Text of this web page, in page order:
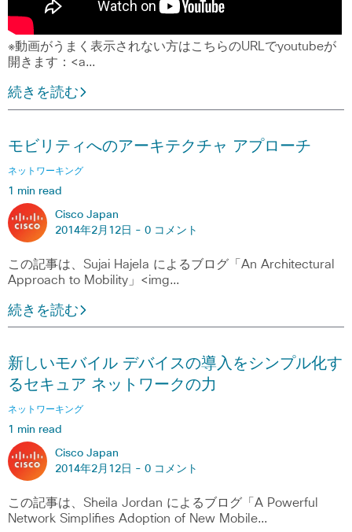
※動画がうまく表示されない方はこちらのURLでyoutubeが
開きます：<a…
続きを読む
モビリティへのアーキテクチャ アプローチ
ネットワーキング
1 min read
Cisco Japan
2014年2月12日 - 0 コメント
この記事は、Sujai Hajela によるブログ「An Architectural
Approach to Mobility」<img…
続きを読む
新しいモバイル デバイスの導入をシンプル化す
るセキュア ネットワークの力
ネットワーキング
1 min read
Cisco Japan
2014年2月12日 - 0 コメント
この記事は、Sheila Jordan によるブログ「A Powerful
Network Simplifies Adoption of New Mobile…